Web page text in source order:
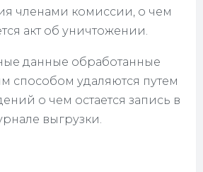
членами комиссии, о чем
акт об уничтожении.
данные обработанные
способом удаляются путем
о чем остается запись в
выгрузки.